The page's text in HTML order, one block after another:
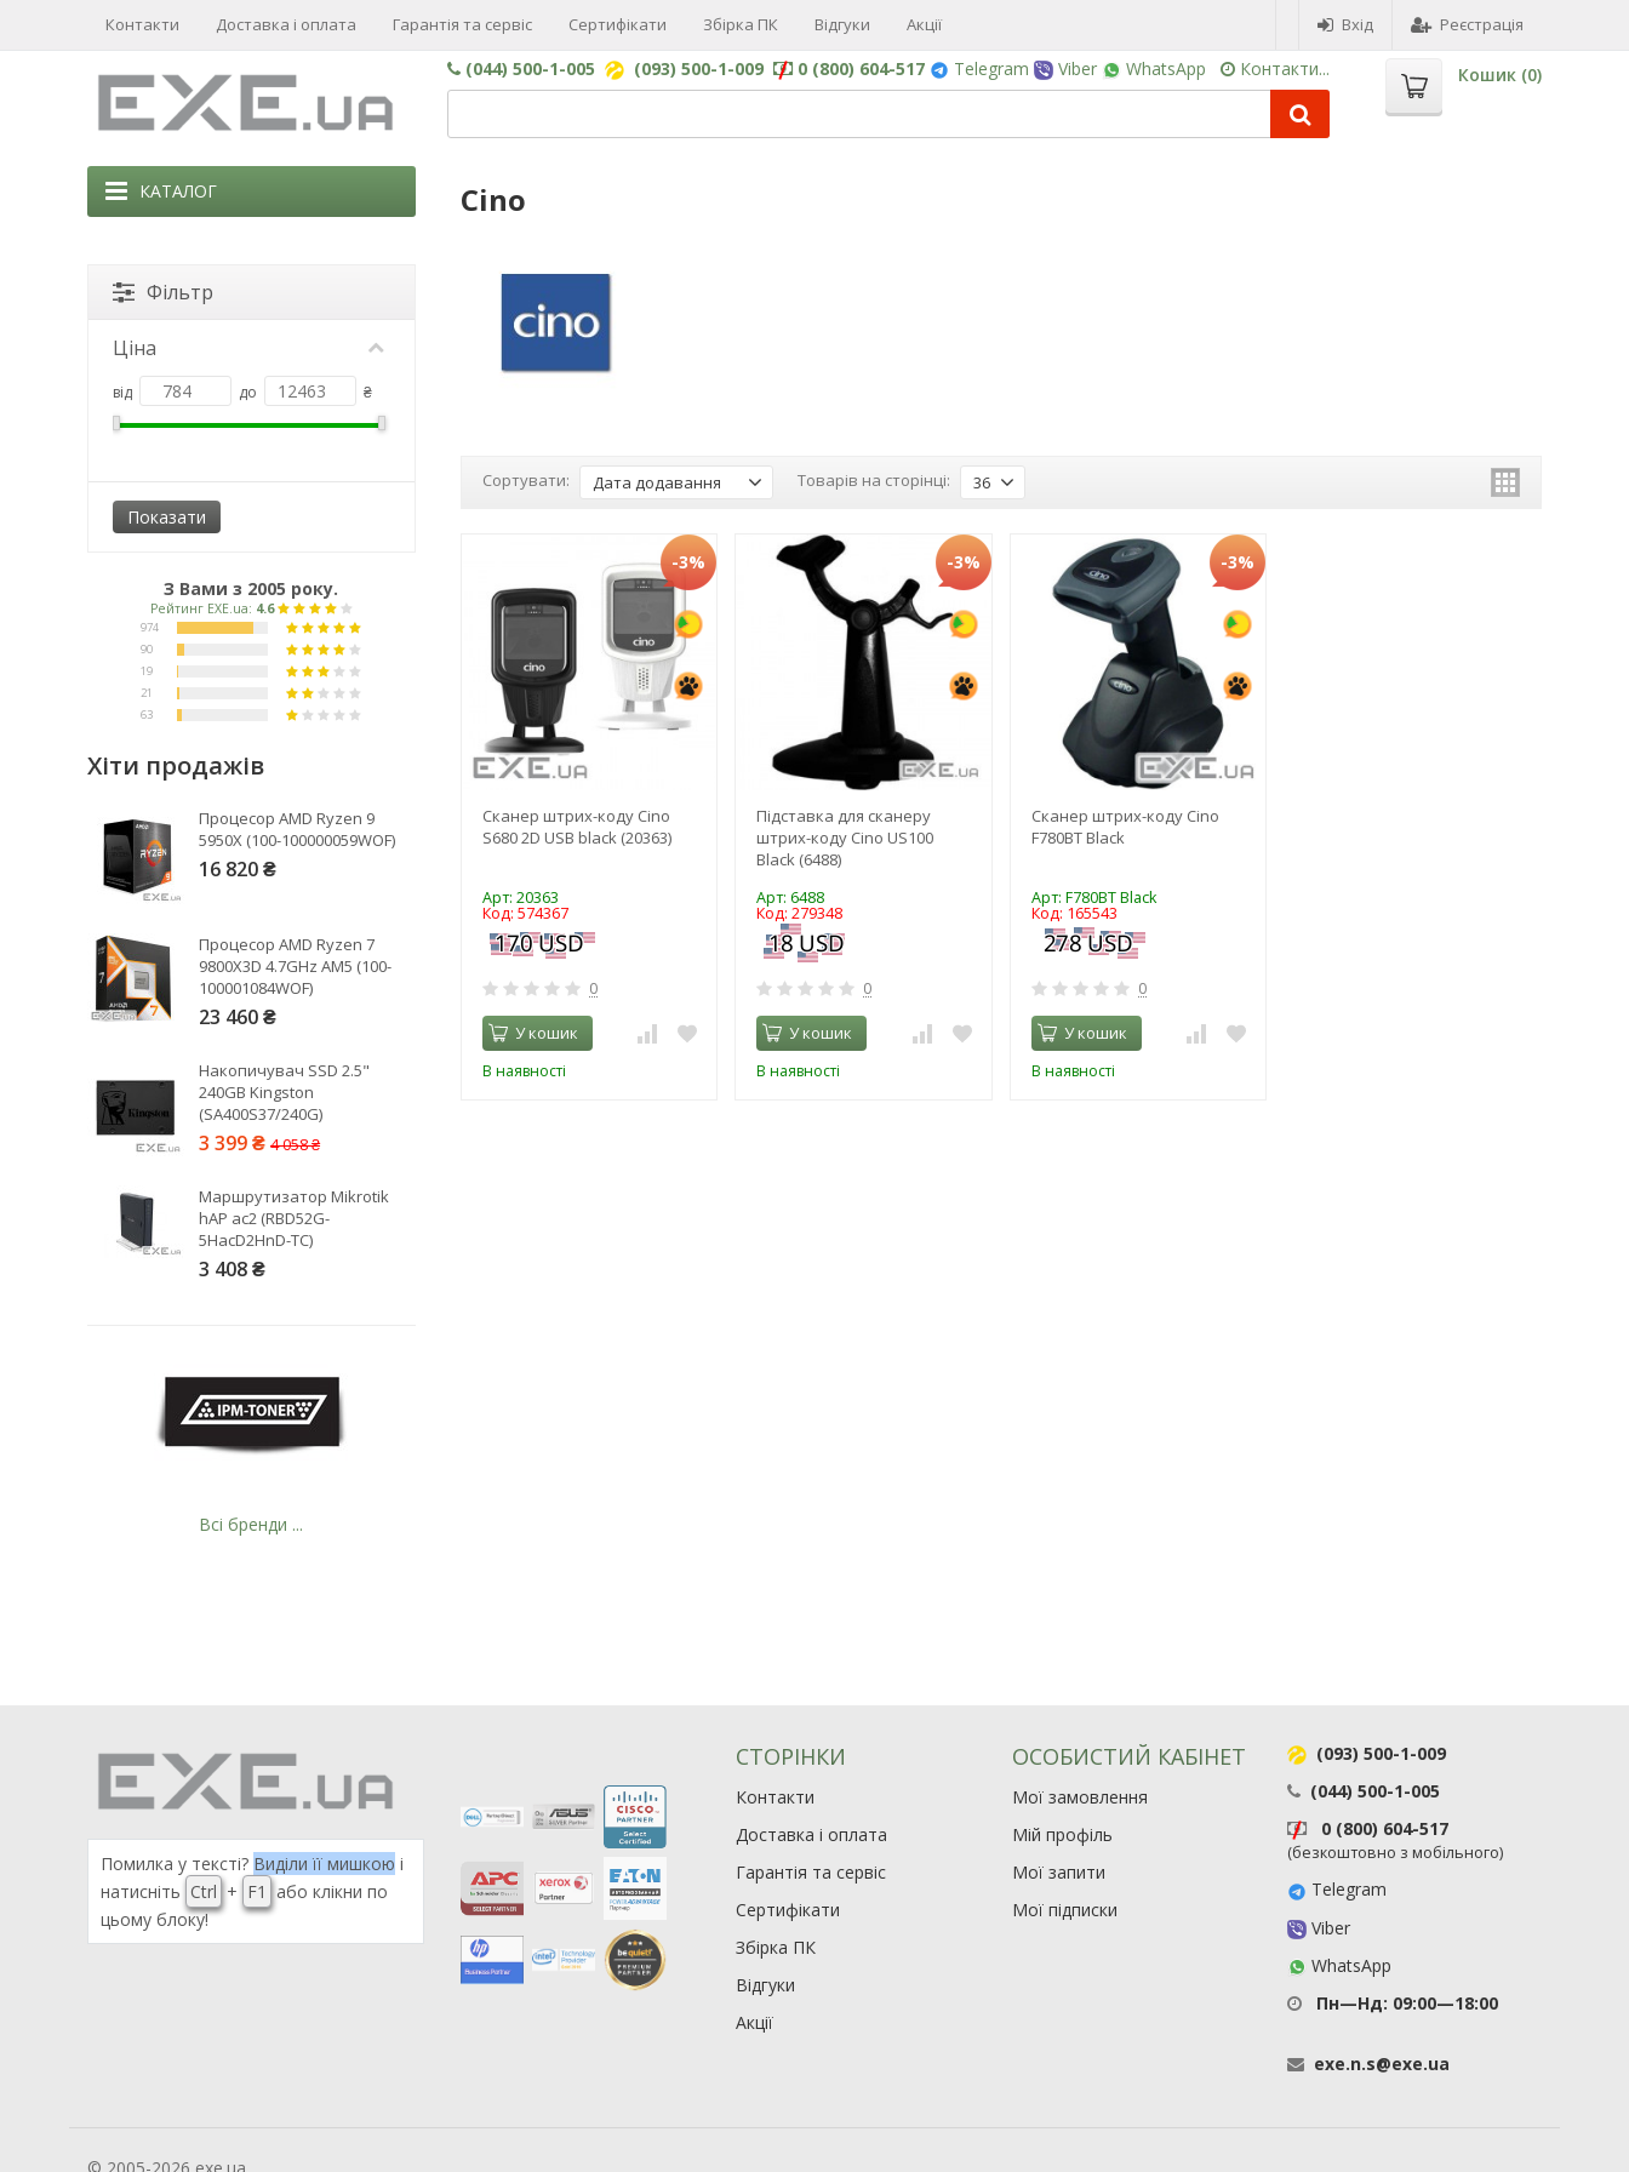
Контакти Доставка і оплата Гарантія та сервіс Сертифікати Збірка ПК Відгуки Акції Вхід Реєстрація
(044) 500-1-005 (093) 500-1-009 0 (800) 604-517 Telegram Viber WhatsApp Контакти... Кошик (0)
КАТАЛОГ Cino
Сортувати: Дата додавання Товарів на сторінці: 36
-3%
Сканер штрих-коду Cino
S680 2D USB black (20363)
Арт: 20363
Код: 574367
0
У кошик
В наявності
-3%
Підставка для сканеру
штрих-коду Cino US100
Black (6488)
Арт: 6488
Код: 279348
0
У кошик
В наявності
-3%
Сканер штрих-коду Cino
F780BT Black
Арт: F780BT Black
Код: 165543
0
У кошик
В наявності
Фільтр
Ціна
від до ₴
З Вами з 2005 року.
Рейтинг EXE.ua:4.6
974
90
63
Хіти продажів
Процесор AMD Ryzen 9
5950X (100-100000059WOF)
16 820 ₴
Процесор AMD Ryzen 7
9800X3D 4.7GHz AM5 (100-
100001084WOF)
23 460 ₴
Накопичувач SSD 2.5"
240GB Kingston
(SA400S37/240G)
3 399 ₴ 4 058 ₴
Маршрутизатор Mikrotik
hAP ac2 (RBD52G-
5HacD2HnD-TC)
3 408 ₴
Всі бренди ...
Помилка у тексті? Виділи її мишкою і
натисніть Ctrl + F1
або клікни по
цьому блоку!
СТОРІНКИ
Контакти
Доставка і оплата
Гарантія та сервіс
Сертифікати
Збірка ПК
Відгуки
Акції
ОСОБИСТИЙ КАБІНЕТ
Мої замовлення
Мій профіль
Мої запити
Мої підписки
(093) 500-1-009
(044) 500-1-005
0 (800) 604-517
(безкоштовно з мобільного)
Telegram
Viber
WhatsApp
Пн—Нд: 09:00—18:00
exe.n.s@exe.ua